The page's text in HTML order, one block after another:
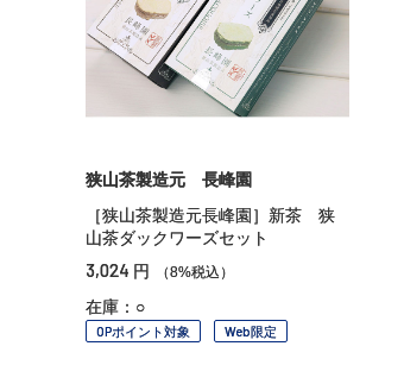
狭山茶製造元 長峰園
［狭山茶製造元長峰園］新茶 狭
山茶ダックワーズセット
3,024 円 （8%税込）
在庫：○
OPポイント対象 Web限定